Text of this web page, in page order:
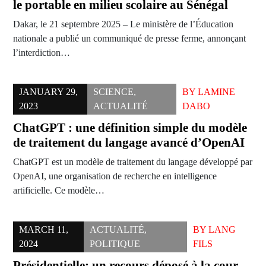
le portable en milieu scolaire au Sénégal
Dakar, le 21 septembre 2025 – Le ministère de l’Éducation
nationale a publié un communiqué de presse ferme, annonçant
l’interdiction…
JANUARY 29,
2023
SCIENCE,
ACTUALITÉ
BYLAMINE
DABO
ChatGPT : une définition simple du modèle
de traitement du langage avancé d’OpenAI
ChatGPT est un modèle de traitement du langage développé par
OpenAI, une organisation de recherche en intelligence
artificielle. Ce modèle…
MARCH 11,
2024
ACTUALITÉ,
POLITIQUE
BYLANG
FILS